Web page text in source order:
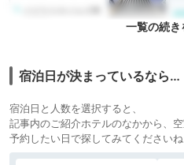
一覧の続き
宿泊日が決まっているなら…
宿泊日と人数を選択すると、
記事内のご紹介ホテルのなかから、
予約したい日で探してみてくださいね